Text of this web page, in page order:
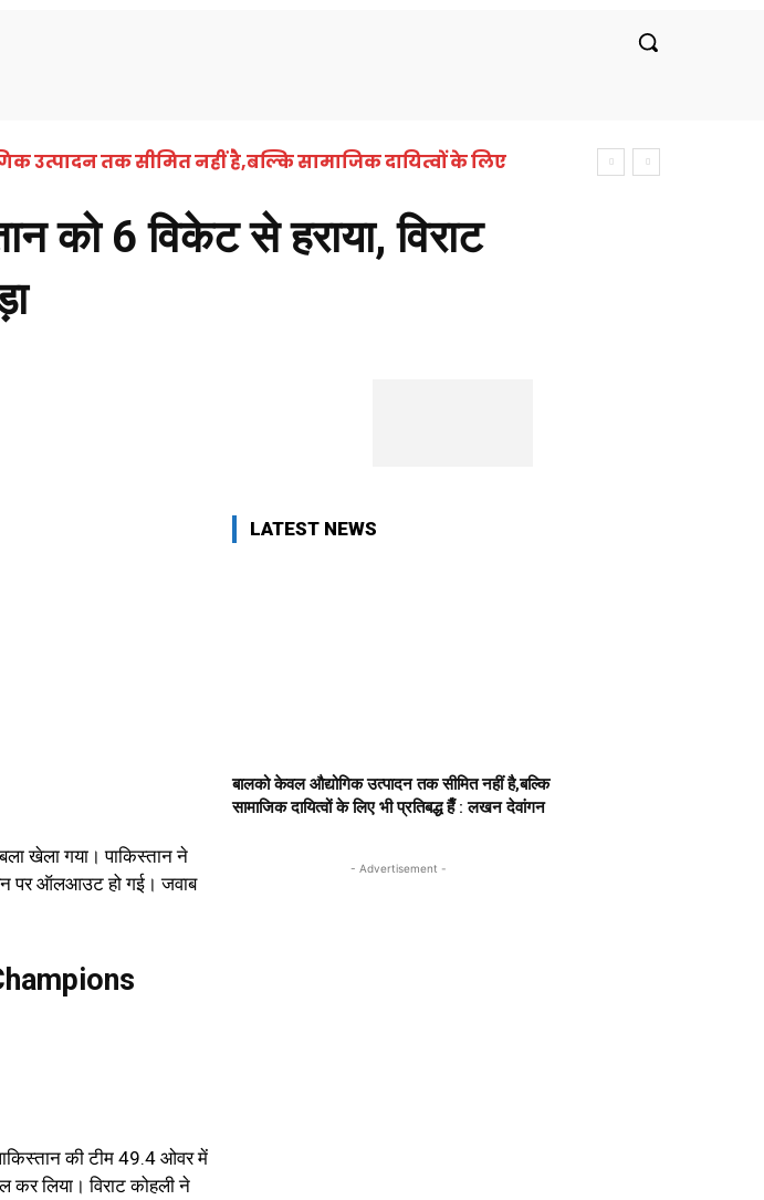
उत्पादन तक सीमित नहीं है,बल्कि सामाजिक दायित्वों के लिए
को 6 विकेट से हराया, विराट
खेला गया। पाकिस्तान ने
पर ऑलआउट हो गई। जवाब
की टीम 49.4 ओवर में
कर लिया। विराट कोहली ने
LATEST NEWS
बालको केवल औद्योगिक उत्पादन तक सीमित नहीं है,बल्कि
सामाजिक दायित्वों के लिए भी प्रतिबद्ध हैँ : लखन देवांगन
- Advertisement -